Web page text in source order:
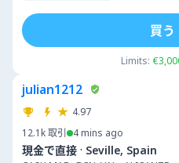
Limits:
買う
julian1212
4.97
12.1k取引 4 mins ago
現金で直接 · Seville, Spain